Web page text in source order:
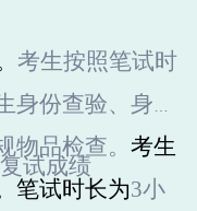
考生按照笔试时
身份查验、身份
物品检查。考生
笔试时长为3小
试成绩